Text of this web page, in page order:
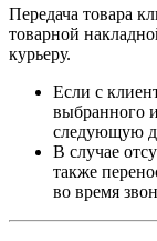
Передача товара
товарной
курьеру.
Если с
выбранного
следующую
В случае
также
во время